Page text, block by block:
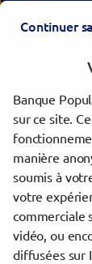
Sceaux
Limeil-
Fontenay-aux-
Joinville-le-
Saint-Maur-
Châtillon
Trouver une
Val-de-Marne
Thiais
Continuer
Banque
sur ce site.
manière
soumis à
votre
commerciale
vidéo, ou
diffusées sur